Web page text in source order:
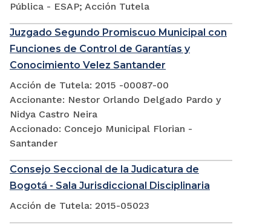
Pública - ESAP; Acción Tutela
Juzgado Segundo Promiscuo Municipal con
Funciones de Control de Garantías y
Conocimiento Velez Santander
Acción de Tutela: 2015 -00087-00
Accionante: Nestor Orlando Delgado Pardo y
Nidya Castro Neira
Accionado: Concejo Municipal Florian -
Santander
Consejo Seccional de la Judicatura de
Bogotá - Sala Jurisdiccional Disciplinaria
Acción de Tutela: 2015-05023